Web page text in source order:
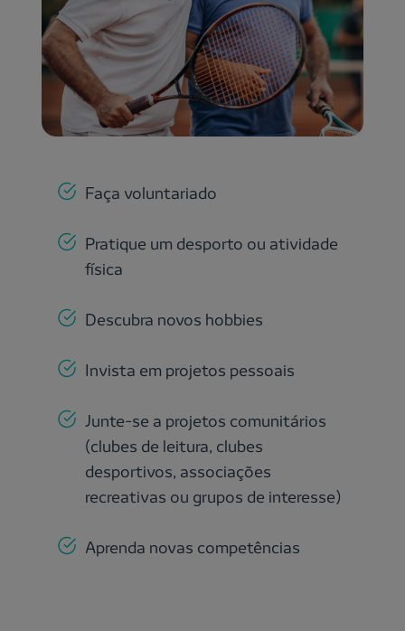
Faça voluntariado
Pratique um desporto ou atividade
física
Descubra novos hobbies
Invista em projetos pessoais
Junte-se a projetos comunitários
(clubes de leitura, clubes
desportivos, associações
recreativas ou grupos de interesse)
Aprenda novas competências